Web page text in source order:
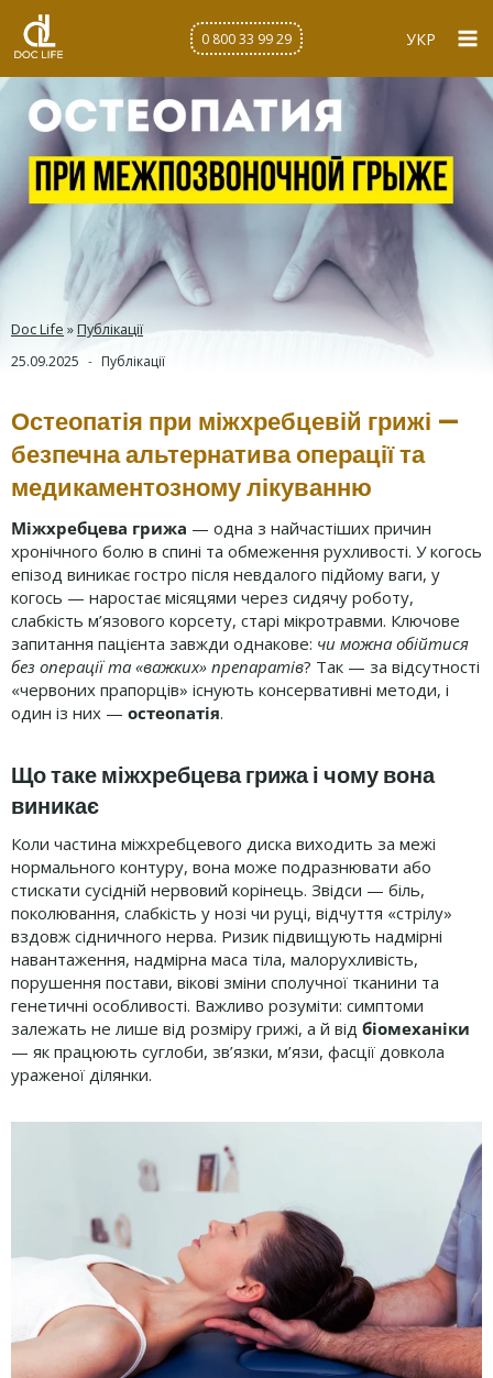
Перейти
вмісту
0 800 33 99 29 УКР
Doc Life » Публікації
25.09.2025 Публікації
Остеопатія при міжхребцевій грижі —
безпечна альтернатива операції та
медикаментозному лікуванню
Міжхребцева грижа — одна з найчастіших причин
хронічного болю в спині та обмеження рухливості. У когось
епізод виникає гостро після невдалого підйому ваги, у
когось — наростає місяцями через сидячу роботу,
слабкість м’язового корсету, старі мікротравми. Ключове
запитання пацієнта завжди однакове: чи можна обійтися
без операції та «важких» препаратів? Так — за відсутності
«червоних прапорців» існують консервативні методи, і
один із них — остеопатія.
Що таке міжхребцева грижа і чому вона
виникає
Коли частина міжхребцевого диска виходить за межі
нормального контуру, вона може подразнювати або
стискати сусідній нервовий корінець. Звідси — біль,
поколювання, слабкість у нозі чи руці, відчуття «стрілу»
вздовж сідничного нерва. Ризик підвищують надмірні
навантаження, надмірна маса тіла, малорухливість,
порушення постави, вікові зміни сполучної тканини та
генетичні особливості. Важливо розуміти: симптоми
залежать не лише від розміру грижі, а й від біомеханіки
— як працюють суглоби, зв’язки, м’язи, фасції довкола
ураженої ділянки.